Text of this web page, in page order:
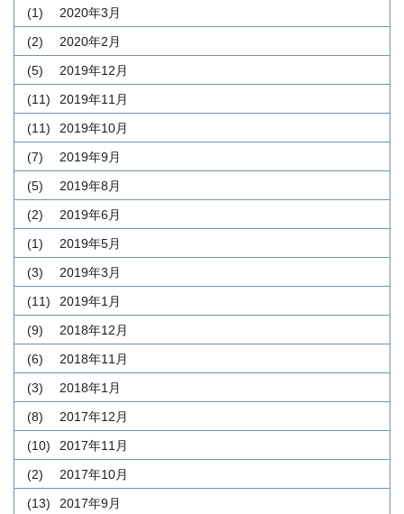
2020年3月
(1)
2020年2月
(2)
2019年12月
(5)
2019年11月
(11)
2019年10月
(11)
2019年9月
(7)
2019年8月
(5)
2019年6月
(2)
2019年5月
(1)
2019年3月
(3)
2019年1月
(11)
2018年12月
(9)
2018年11月
(6)
2018年1月
(3)
2017年12月
(8)
2017年11月
(10)
2017年10月
(2)
2017年9月
(13)